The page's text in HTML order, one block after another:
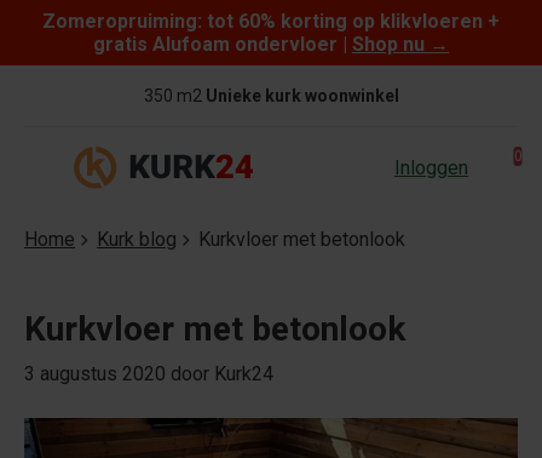
Skip to content
Zomeropruiming: tot 60% korting op klikvloeren +
gratis Alufoam ondervloer | Shop nu →
350 m2 Unieke kurk woonwinkel
Inloggen 0
Home Kurk blog Kurkvloer met betonlook
Kurkvloer met betonlook
3 augustus 2020 door Kurk24